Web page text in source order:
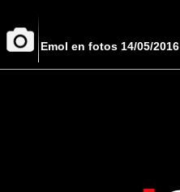
Emol en fotos 14/05/2016